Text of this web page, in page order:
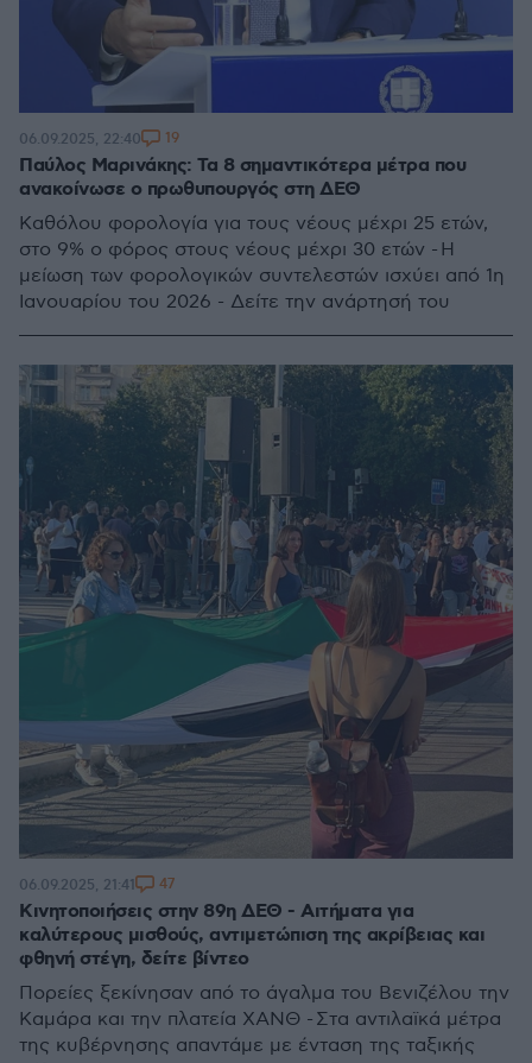
Παύλος Μαρινάκης: Τα 8 σημαντικότερα μέτρα που
ανακοίνωσε ο πρωθυπουργός στη ΔΕΘ
Καθόλου φορολογία για τους νέους μέχρι 25 ετών,
στο 9% ο φόρος στους νέους μέχρι 30 ετών - Η
μείωση των φορολογικών συντελεστών ισχύει από 1η
Ιανουαρίου του 2026 - Δείτε την ανάρτησή του
06.09.2025, 22:40 19
Κινητοποιήσεις στην 89η ΔΕΘ - Αιτήματα για
καλύτερους μισθούς, αντιμετώπιση της ακρίβειας και
φθηνή στέγη, δείτε βίντεο
Πορείες ξεκίνησαν από το άγαλμα του Βενιζέλου την
Καμάρα και την πλατεία ΧΑΝΘ - Στα αντιλαϊκά μέτρα
της κυβέρνησης απαντάμε με ένταση της ταξικής
06.09.2025, 21:41 47